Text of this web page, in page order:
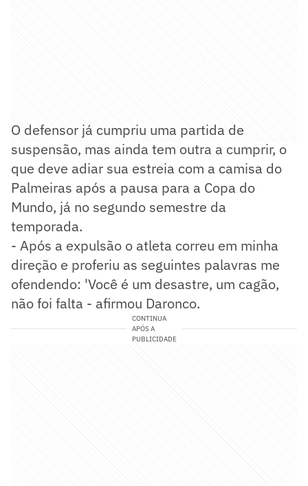
O defensor já cumpriu uma partida de
suspensão, mas ainda tem outra a cumprir, o
que deve adiar sua estreia com a camisa do
Palmeiras após a pausa para a Copa do
Mundo, já no segundo semestre da
temporada.
- Após a expulsão o atleta correu em minha
direção e proferiu as seguintes palavras me
ofendendo: 'Você é um desastre, um cagão,
não foi falta - afirmou Daronco.
CONTINUA
APÓS A
PUBLICIDADE